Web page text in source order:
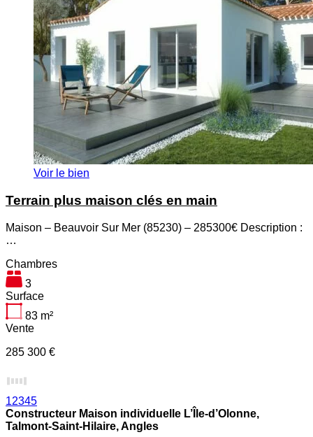
Voir le bien
Terrain plus maison clés en main
Maison – Beauvoir Sur Mer (85230) – 285300€ Description :
…
Chambres
3
Surface
83 m²
Vente
285 300 €
12345
Constructeur Maison individuelle L’Île-d’Olonne,
Talmont-Saint-Hilaire, Angles